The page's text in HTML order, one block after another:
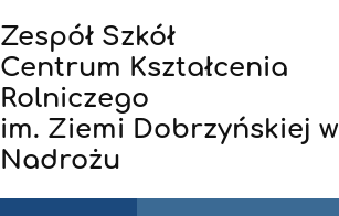
Zespół Szkół
Centrum Kształcenia
Rolniczego
im. Ziemi Dobrzyńskiej w
Nadrożu